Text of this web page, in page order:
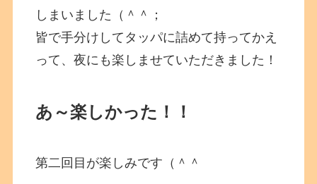
しまいました（＾＾；
皆で手分けしてタッパに詰めて持ってかえ
って、夜にも楽しませていただきました！
あ～楽しかった！！
第二回目が楽しみです（＾＾